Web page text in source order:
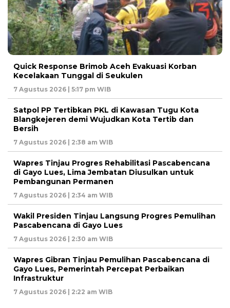
Quick Response Brimob Aceh Evakuasi Korban
Kecelakaan Tunggal di Seukulen
7 Agustus 2026 | 5:17 pm WIB
Satpol PP Tertibkan PKL di Kawasan Tugu Kota
Blangkejeren demi Wujudkan Kota Tertib dan
Bersih
7 Agustus 2026 | 2:38 am WIB
Wapres Tinjau Progres Rehabilitasi Pascabencana
di Gayo Lues, Lima Jembatan Diusulkan untuk
Pembangunan Permanen
7 Agustus 2026 | 2:34 am WIB
Wakil Presiden Tinjau Langsung Progres Pemulihan
Pascabencana di Gayo Lues
7 Agustus 2026 | 2:30 am WIB
Wapres Gibran Tinjau Pemulihan Pascabencana di
Gayo Lues, Pemerintah Percepat Perbaikan
Infrastruktur
7 Agustus 2026 | 2:22 am WIB